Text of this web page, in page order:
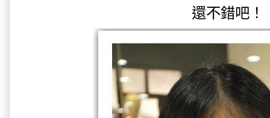
還不錯吧！